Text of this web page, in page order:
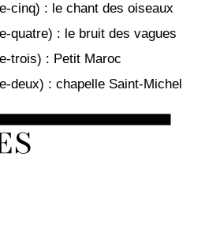
cinq) : le chant des oiseaux
quatre) : le bruit des vagues
trois) : Petit Maroc
deux) : chapelle Saint-Michel